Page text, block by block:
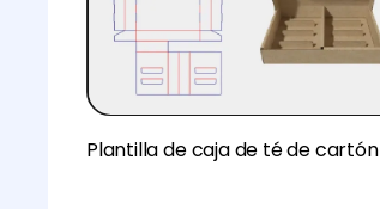
Plantilla de caja de té de cartón